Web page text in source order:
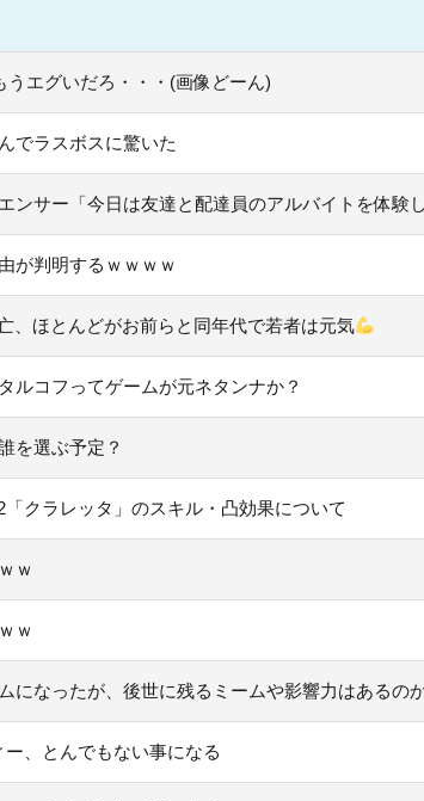
エグいだろ・・・(画像どーん)
でラスボスに驚いた
ンサー「今日は友達と配達員のアルバイトを体験
が判明するｗｗｗｗ
、ほとんどがお前らと同年代で若者は元気
ルコフってゲームが元ネタンナか？
を選ぶ予定？
「クラレッタ」のスキル・凸効果について
ｗ
ｗ
になったが、後世に残るミームや影響力はあるのか
ー、とんでもない事になる